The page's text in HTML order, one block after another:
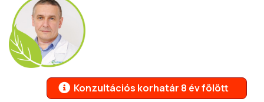
Konzultációs korhatár 8 év fölött